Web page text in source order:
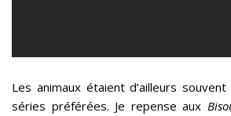
Les animaux étaient d’ailleurs
séries préférées. Je repense aux